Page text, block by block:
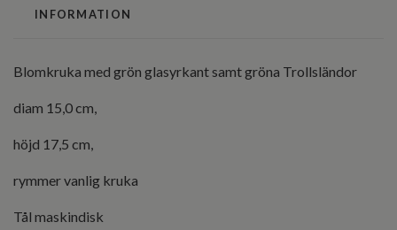
INFORMATION
Blomkruka med grön glasyrkant samt gröna Trollsländor
diam 15,0 cm,
höjd 17,5 cm,
rymmer vanlig kruka
Tål maskindisk